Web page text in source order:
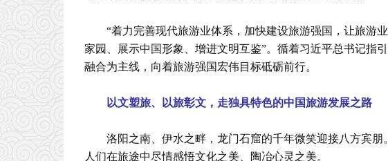
“着力完善现代旅游业体系，加快建设旅游强国，让旅游
家园、展示中国形象、增进文明互鉴”。循着习近平总书记指
融合为主线，向着旅游强国宏伟目标砥砺前行。
以文塑旅、以旅彰文，走独具特色的中国旅游发展之路
洛阳之南、伊水之畔，龙门石窟的千年微笑迎接八方宾朋
人们在旅途中尽情感悟文化之美、陶冶心灵之美。